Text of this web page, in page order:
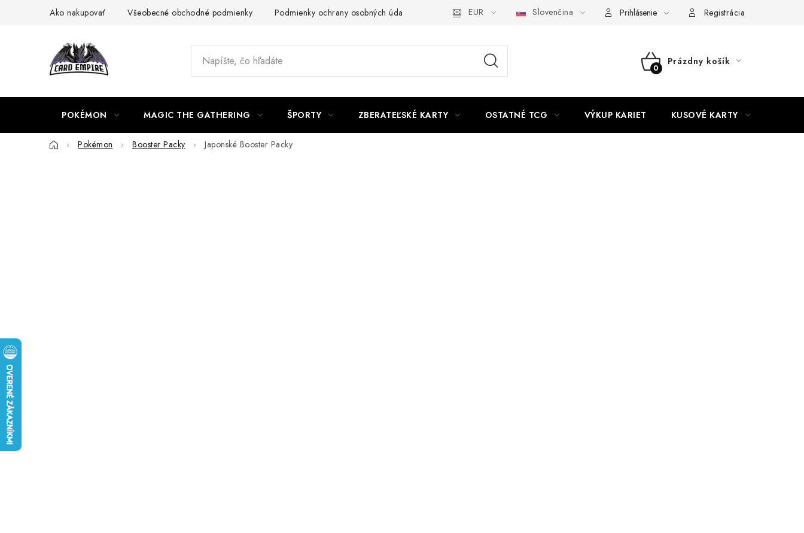
Ako nakupovať Všeobecné obchodné podmienky Podmienky ochrany osobných údajov a poučenie o Cookies Kontakty Doprava a platba Práca v CardEmpire
EUR Slovenčina Prihlásenie Registrácia
NÁKUPNÝ
Prázdny košík
POKÉMON MAGIC THE GATHERING ŠPORTY ZBERATEĽSKÉ KARTY OSTATNÉ TCG VÝKUP KARIET KUSOVÉ KARTY
DomovPokémon Booster Packy Japonské Booster Packy